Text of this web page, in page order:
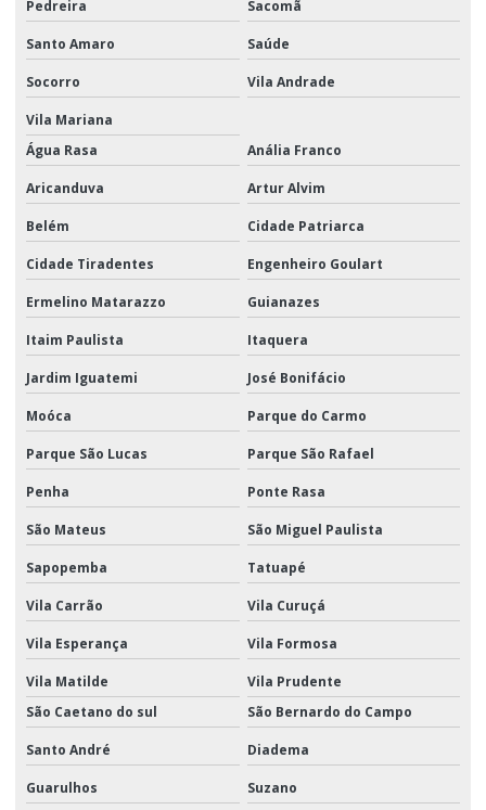
Manilha curva pesada
Manilha inox
Manilha reta pesada
Mosquetão inox trava simples
Mosquetão linha de vida
Mosquetão trava simples
Olhal de suspensão
Olhal de suspensão tipo parafuso
Olhal de suspensão tipo porca
Placas de ancoragem
Polia oscilante
Rolinho de exercícios
Sapatilha para cabo de aço
Sapatilha leve para cabo de aço
Talhas manuais preco
Troles manuais
Pedreira Sacomã
Santo Amaro Saúde
Socorro Vila Andrade
Vila Mariana
Água Rasa
Anália Franco
Aricanduva Artur Alvim
Belém Cidade Patriarca
Cidade Tiradentes Engenheiro Goulart
Ermelino Matarazzo Guianazes
Itaim Paulista Itaquera
Jardim Iguatemi José Bonifácio
Moóca Parque do Carmo
Parque São Lucas Parque São Rafael
Penha Ponte Rasa
São Mateus São Miguel Paulista
Sapopemba Tatuapé
Vila Carrão Vila Curuçá
Vila Esperança Vila Formosa
Vila Matilde
Vila Prudente
São Caetano do sul
São Bernardo do Campo
Santo André Diadema
Guarulhos Suzano